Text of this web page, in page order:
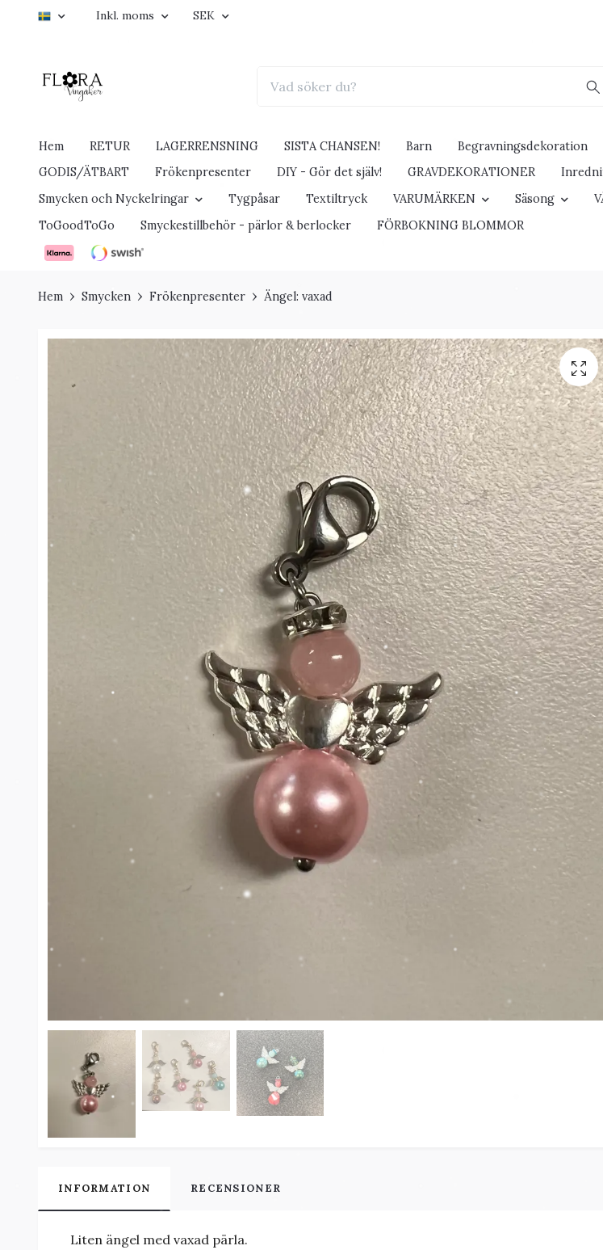
Inkl. moms SEK
Hem RETUR LAGERRENSNING SISTA CHANSEN! Barn Begravningsdekoration
GODIS/ÄTBART
Frökenpresenter DIY - Gör det själv! GRAVDEKORATIONER
Smycken och Nyckelringar
Tygpåsar Textiltryck VARUMÄRKEN Säsong
ToGoodToGo
Smyckestillbehör - pärlor & berlocker FÖRBOKNING BLOMMOR
Hem Smycken Frökenpresenter Ängel: vaxad
INFORMATION RECENSIONER
Liten ängel med vaxad pärla.